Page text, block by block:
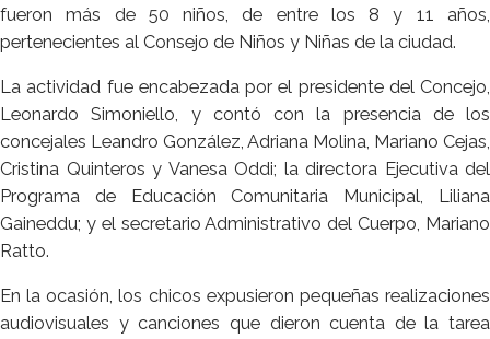
fueron más de 50 niños, de entre los 8 y 11 años,
pertenecientes al Consejo de Niños y Niñas de la ciudad.
La actividad fue encabezada por el presidente del Concejo,
Leonardo Simoniello, y contó con la presencia de los
concejales Leandro González, Adriana Molina, Mariano Cejas,
Cristina Quinteros y Vanesa Oddi; la directora Ejecutiva del
Programa de Educación Comunitaria Municipal, Liliana
Gaineddu; y el secretario Administrativo del Cuerpo, Mariano
Ratto.
En la ocasión, los chicos expusieron pequeñas realizaciones
audiovisuales y canciones que dieron cuenta de la tarea